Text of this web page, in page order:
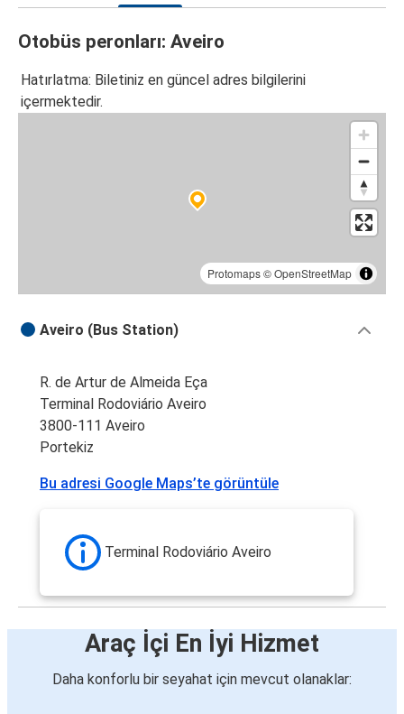
Otobüs peronları: Aveiro
Hatırlatma: Biletiniz en güncel adres bilgilerini
içermektedir.
Protomaps©OpenStreetMap
Aveiro (Bus Station)
R. de Artur de Almeida Eça
Terminal Rodoviário Aveiro
3800-111 Aveiro
Portekiz
Bu adresi Google Maps’te görüntüle
Terminal Rodoviário Aveiro
Araç İçi En İyi Hizmet
Daha konforlu bir seyahat için mevcut olanaklar: